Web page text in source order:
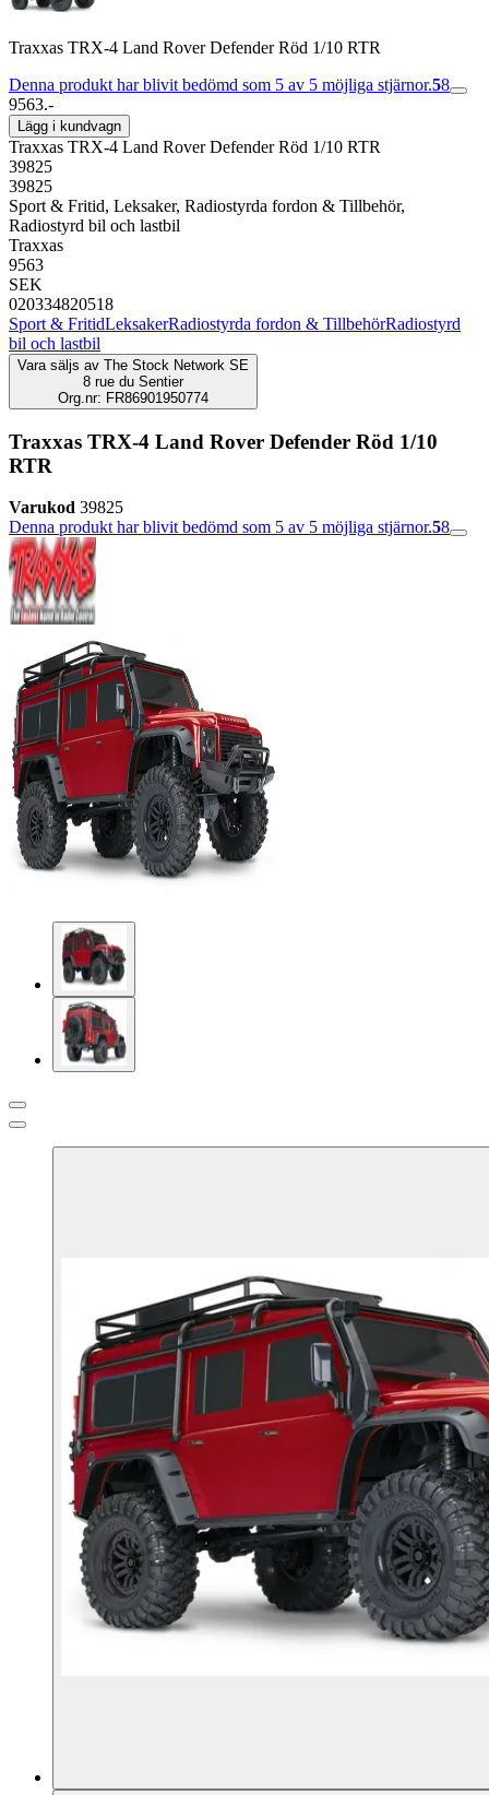
Traxxas TRX-4 Land Rover Defender Röd 1/10 RTR
Denna produkt har blivit bedömd som 5 av 5 möjliga stjärnor.58
9563.-
Lägg i kundvagn
Traxxas TRX-4 Land Rover Defender Röd 1/10 RTR
39825
39825
Sport & Fritid, Leksaker, Radiostyrda fordon & Tillbehör,
Radiostyrd bil och lastbil
Traxxas
9563
SEK
020334820518
Sport & FritidLeksakerRadiostyrda fordon & TillbehörRadiostyrd
bil och lastbil
Vara säljs av The Stock Network SE
8 rue du Sentier
Org.nr: FR86901950774
Traxxas TRX-4 Land Rover Defender Röd 1/10
RTR
Varukod 39825
Denna produkt har blivit bedömd som 5 av 5 möjliga stjärnor.58